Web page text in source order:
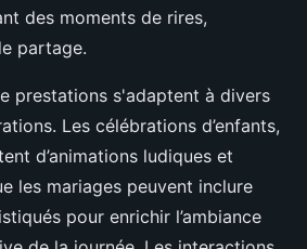
des moments de rires,
partage.
prestations s'adaptent à divers
Les célébrations d’enfants,
d’animations ludiques et
les mariages peuvent inclure
pour enrichir l’ambiance